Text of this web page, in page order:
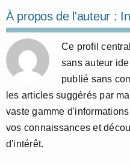
À propos de l'auteur :
Ce profil
sans auteur
publié sans
les articles suggérés par
vaste gamme
vos connaissances et
d'intérêt.